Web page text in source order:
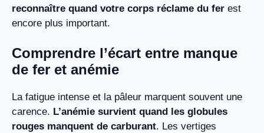
reconnaître quand votre corps réclame du fer est
encore plus important.
Comprendre l’écart entre manque
de fer et anémie
La fatigue intense et la pâleur marquent souvent une
carence. L’anémie survient quand les globules
rouges manquent de carburant. Les vertiges